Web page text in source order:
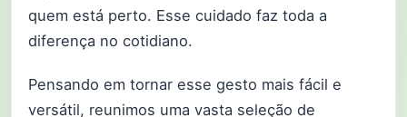
quem está perto. Esse cuidado faz toda a
diferença no cotidiano.
Pensando em tornar esse gesto mais fácil e
versátil, reunimos uma vasta seleção de